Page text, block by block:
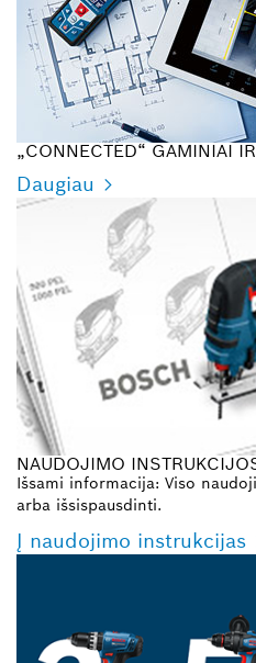
„CONNECTED“ GAMINIAI
Daugiau
NAUDOJIMO
Išsami informacija: Viso
arba išsispausdinti.
Į naudojimo instrukcijas